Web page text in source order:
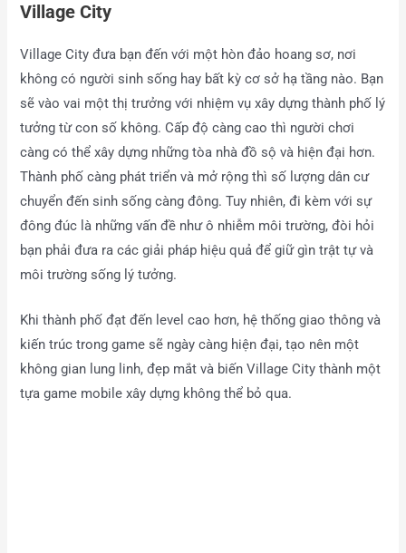
Village City
Village City đưa bạn đến với một hòn đảo hoang sơ, nơi
không có người sinh sống hay bất kỳ cơ sở hạ tầng nào. Bạn
sẽ vào vai một thị trưởng với nhiệm vụ xây dựng thành phố lý
tưởng từ con số không. Cấp độ càng cao thì người chơi
càng có thể xây dựng những tòa nhà đồ sộ và hiện đại hơn.
Thành phố càng phát triển và mở rộng thì số lượng dân cư
chuyển đến sinh sống càng đông. Tuy nhiên, đi kèm với sự
đông đúc là những vấn đề như ô nhiễm môi trường, đòi hỏi
bạn phải đưa ra các giải pháp hiệu quả để giữ gìn trật tự và
môi trường sống lý tưởng.
Khi thành phố đạt đến level cao hơn, hệ thống giao thông và
kiến trúc trong game sẽ ngày càng hiện đại, tạo nên một
không gian lung linh, đẹp mắt và biến Village City thành một
tựa game mobile xây dựng không thể bỏ qua.